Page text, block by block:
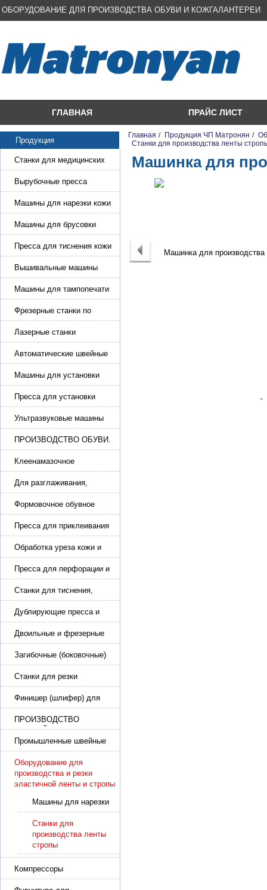
ОБОРУДОВАНИЕ ДЛЯ ПРОИЗВОДСТВА ОБУВИ И КОЖГАЛАНТЕРЕИ
ГЛАВНАЯ ПРАЙС ЛИСТ
Продукция
Станки для медицинских
масок
Вырубочные пресса
Машины для нарезки кожи
и стропы
Машины для брусовки
кожи,меха,поролона
Пресса для тиснения кожи
Вышивальные машины
Машины для тампопечати
Фрезерные станки по
металлу
Лазерные станки
Автоматические швейные
машины с программным
управлением
Машины для установки
жемчуга, бусин, заклепок и
фурнитура
Пресса для установки
фурнитуры: блочка,
люверсы, петля
Ультразвуковые машины
для сварки
ПРОИЗВОДСТВО ОБУВИ.
Машины для изготовления
обуви
Клеенамазочное
оборудование и активаторы
клея
Для разглаживания,
разбивания и герметизации
шва
Формовочное обувное
оборудование
Пресса для приклеивания
подошвы и прибивки
каблука
Обработка уреза кожи и
покрасочные камеры
Пресса для перфорации и
тиснения
Станки для тиснения,
нанесения логотипа и
нумераторы
Дублирующие пресса и
утюги для разглаживания
кожи
Двоильные и фрезерные
машины для слоения и
фрезерования кожи
Загибочные (боковочные)
машины для стельки,
кошельков, сумок
Станки для резки
кожи.Станки для резки
стропы
Финишер (шлифер) для
обуви
ПРОИЗВОДСТВО
РЕМНЕЙ, СУМОК,
КОЖГАЛАНТЕРЕИ
Промышленные швейные
машины для кожи, обуви
Оборудование для
производства и резки
эластичной ленты и стропы
Машины для нарезки
кожи и стропы
Станки для
производства ленты
стропы
Компрессоры
Главная / Продукция ЧП Матронян /
Станки для производства ленты
Машинка для